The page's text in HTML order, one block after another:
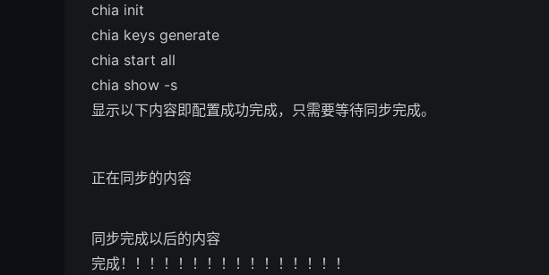
chia init
chia keys generate
chia start all
chia show -s
显示以下内容即配置成功完成，只需要等待同步完成。
正在同步的内容
同步完成以后的内容
完成！！！！！！！！！！！！！！！！